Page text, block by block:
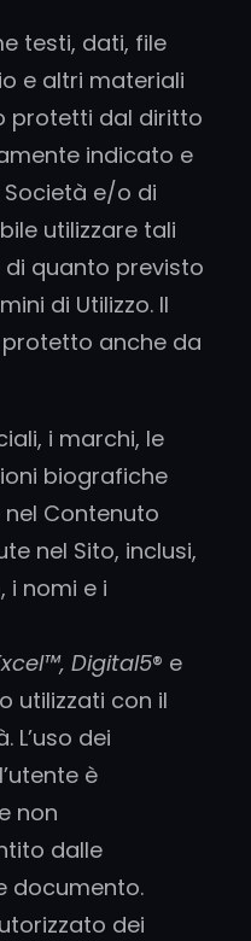
testi, dati, file
e altri materiali
protetti dal diritto
indicato e
e/o di
utilizzare tali
quanto previsto
di Utilizzo. Il
anche da
i marchi, le
biografiche
Contenuto
nel Sito, inclusi,
i nomi e i
Digital5® e
utilizzati con il
L’uso dei
è
non
dalle
documento.
dei